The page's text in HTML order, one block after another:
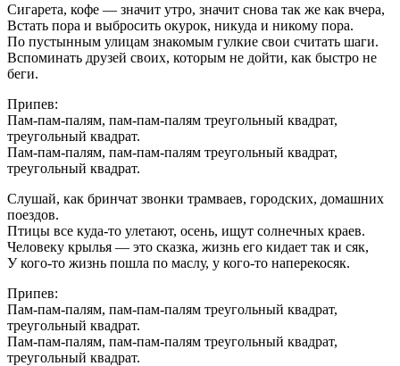
Сигарета, кофе — значит утро, значит снова так же как вчера,
Встать пора и выбросить окурок, никуда и никому пора.
По пустынным улицам знакомым гулкие свои считать шаги.
Вспоминать друзей своих, которым не дойти, как быстро не
беги.
Припев:
Пам-пам-палям, пам-пам-палям треугольный квадрат,
треугольный квадрат.
Пам-пам-палям, пам-пам-палям треугольный квадрат,
треугольный квадрат.
Слушай, как бринчат звонки трамваев, городских, домашних
поездов.
Птицы все куда-то улетают, осень, ищут солнечных краев.
Человеку крылья — это сказка, жизнь его кидает так и сяк,
У кого-то жизнь пошла по маслу, у кого-то наперекосяк.
Припев:
Пам-пам-палям, пам-пам-палям треугольный квадрат,
треугольный квадрат.
Пам-пам-палям, пам-пам-палям треугольный квадрат,
треугольный квадрат.